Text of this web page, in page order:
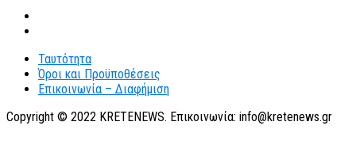
Ταυτότητα
Όροι και Προϋποθέσεις
Επικοινωνία – Διαφήμιση
Copyright © 2022 KRETENEWS. Επικοινωνία: info@kretenews.gr